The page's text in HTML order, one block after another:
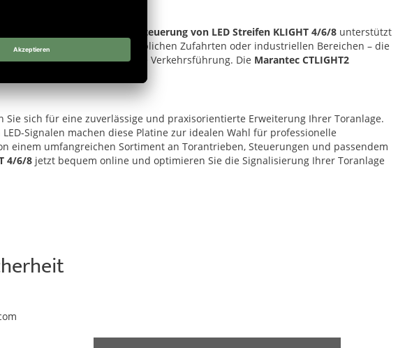
CTLIGHT2 zur Steuerung von LED Streifen KLIGHT 4/6/8 unterstützt
Ob in Parkhäusern, gewerblichen Zufahrten oder industriellen Bereichen – die
und eine effiziente Verkehrsführung. Die Marantec CTLIGHT2
Sie sich für eine zuverlässige und praxisorientierte Erweiterung Ihrer Toranlage.
Signalen machen diese Platine zur idealen Wahl für professionelle
einem umfangreichen Sortiment an Torantrieben, Steuerungen und passendem
4/6/8 jetzt bequem online und optimieren Sie die Signalisierung Ihrer Toranlage